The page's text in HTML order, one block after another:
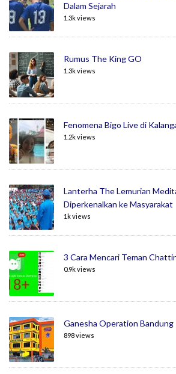
Dalam Sejarah
1.3k views
Rumus The King GO
1.3k views
Fenomena Bigo Live di
1.2k views
Lanterha The Lemurian
Diperkenalkan ke Masyarakat
1k views
3 Cara Mencari Teman
0.9k views
Ganesha Operation Bandung
898 views